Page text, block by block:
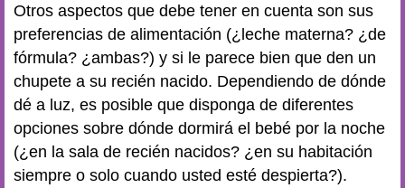
Otros aspectos que debe tener en cuenta son sus
preferencias de alimentación (¿leche materna? ¿de
fórmula? ¿ambas?) y si le parece bien que den un
chupete a su recién nacido. Dependiendo de dónde
dé a luz, es posible que disponga de diferentes
opciones sobre dónde dormirá el bebé por la noche
(¿en la sala de recién nacidos? ¿en su habitación
siempre o solo cuando usted esté despierta?).